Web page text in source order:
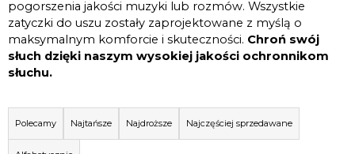
pogorszenia jakości muzyki lub rozmów. Wszystkie
zatyczki do uszu zostały zaprojektowane z myślą o
maksymalnym komforcie i skuteczności. Chroń swój
słuch dzięki naszym wysokiej jakości ochronnikom
słuchu.
S
O
R
Polecamy Najtańsze Najdroższe Najczęściej sprzedawane
Z
U
K
A
S
Z
?